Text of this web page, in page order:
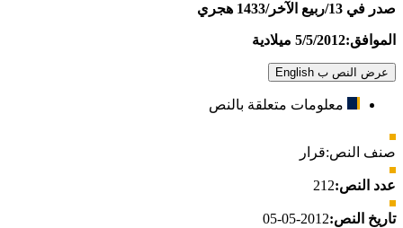
صدر في 13/ربيع الآخر/1433 هجري
الموافق:5/5/2012 ميلادية
عرض النص ب English
معلومات متعلقة بالنص
صنف النص:قرار
عدد النص:212
تاريخ النص:2012-05-05